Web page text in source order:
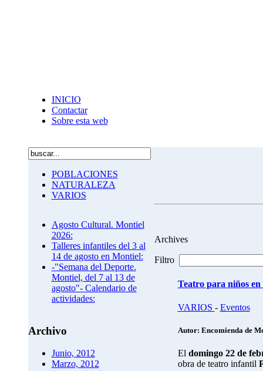
INICIO
Contactar
Sobre esta web
POBLACIONES
NATURALEZA
VARIOS
Agosto Cultural. Montiel
2026:
Talleres infantiles del 3 al
14 de agosto en Montiel:
-"Semana del Deporte.
Montiel, del 7 al 13 de
agosto"- Calendario de
actividades:
Archivo
Junio, 2012
Marzo, 2012
Archives
Filtro
Teatro para niños
VARIOS - Eventos
Autor: Encomienda de
El domingo 22 de
obra de teatro infantil